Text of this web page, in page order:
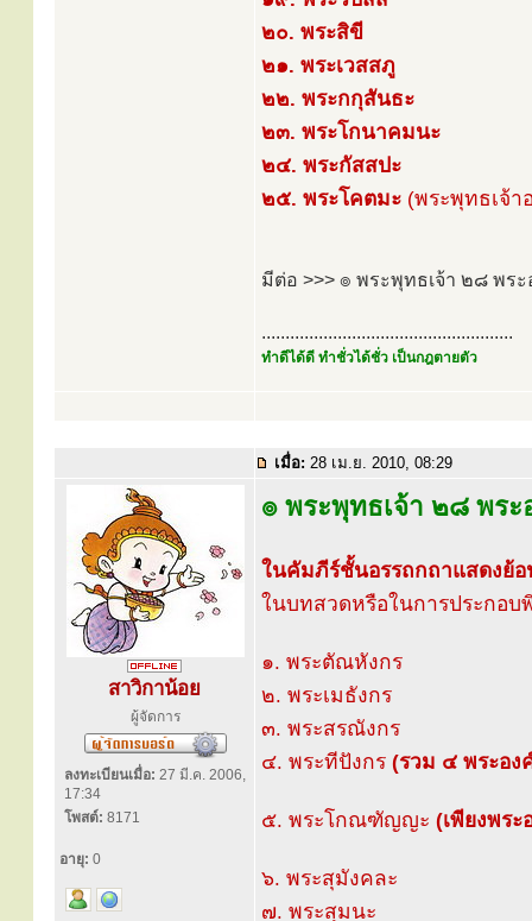
๒๐. พระสิขี
๒๑. พระเวสสภู
๒๒. พระกกุสันธะ
๒๓. พระโกนาคมนะ
๒๔. พระกัสสปะ
๒๕. พระโคตมะ (พระพุทธเจ้า
มีต่อ >>> ๏ พระพุทธเจ้า ๒๘ พร
.....................................................
ทำดีได้ดี ทำชั่วได้ชั่ว เป็นกฎตายตัว
เมื่อ: 28 เม.ย. 2010, 08:29
สาวิกาน้อย
ผู้จัดการ
ลงทะเบียนเมื่อ: 27 มี.ค. 2006,
17:34
โพสต์: 8171
อายุ: 0
๏ พระพุทธเจ้า ๒๘ พร
ในคัมภีร์ชั้นอรรถกถาแสดงย้
ในบทสวดหรือในการประกอบ
๑. พระตัณหังกร
๒. พระเมธังกร
๓. พระสรณังกร
๔. พระทีปังกร (รวม ๔ พระอ
๕. พระโกณฑัญญะ (เพียงพร
๖. พระสุมังคละ
๗. พระสุมนะ